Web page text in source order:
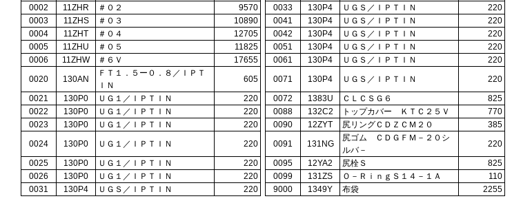
0002
11ZHR ＃０２ 9570 0033 130P4 ＵＧＳ／ＩＰＴＩＮ
220
0003
11ZHS ＃０３ 10890 0041 130P4 ＵＧＳ／ＩＰＴＩＮ
220
0004
11ZHT ＃０４ 12705 0042 130P4 ＵＧＳ／ＩＰＴＩＮ
220
0005
11ZHU ＃０５ 11825 0051 130P4 ＵＧＳ／ＩＰＴＩＮ
220
0006
11ZHW ＃６Ｖ 17655 0061 130P4 ＵＧＳ／ＩＰＴＩＮ
220
0020
130AN
ＦＴ１．５ー０．８／ＩＰＴ
ＩＮ
605 0071 130P4 ＵＧＳ／ＩＰＴＩＮ
220
0021
130P0 ＵＧ１／ＩＰＴＩＮ 220 0072 1383U ＣＬＣＳＧ６
825
0022
130P0 ＵＧ１／ＩＰＴＩＮ 220 0088 132C2 トップカバー ＫＴＣ２５Ｖ
770
0023
130P0 ＵＧ１／ＩＰＴＩＮ 220 0090 12ZYT 尻リングＣＤＺＣＭ２０
385
0024
130P0 ＵＧ１／ＩＰＴＩＮ 220 0091 131NG
尻ゴム ＣＤＧＦＭ－２０シ
ルバ－
220
0025
130P0 ＵＧ１／ＩＰＴＩＮ 220 0095 12YA2 尻栓Ｓ
825
0026
130P0 ＵＧ１／ＩＰＴＩＮ 220 0099 131ZS Ｏ－ＲｉｎｇＳ１４－１Ａ
110
0031
130P4 ＵＧＳ／ＩＰＴＩＮ 220 9000 1349Y 布袋 2255